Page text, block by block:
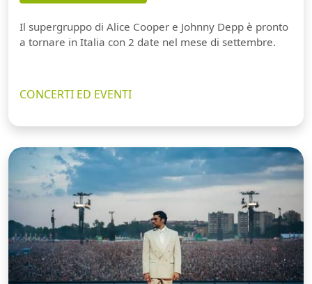
Il supergruppo di Alice Cooper e Johnny Depp è pronto
a tornare in Italia con 2 date nel mese di settembre.
CONCERTI ED EVENTI